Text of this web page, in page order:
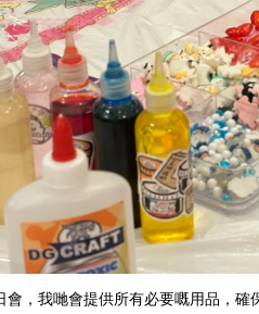
，我哋會提供所有必要嘅用品，確